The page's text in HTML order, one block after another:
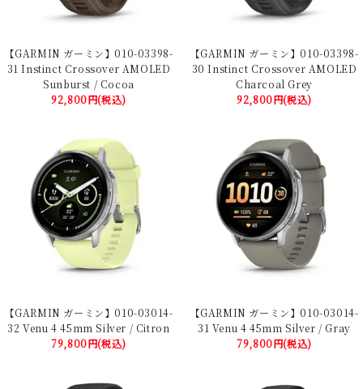
【GARMIN ガーミン】010-03398-
31 Instinct Crossover AMOLED
Sunburst / Cocoa
92,800円(税込)
【GARMIN ガーミン】010-03398-
30 Instinct Crossover AMOLED
Charcoal Grey
92,800円(税込)
【GARMIN ガーミン】010-03014-
32 Venu 4 45mm Silver / Citron
79,800円(税込)
【GARMIN ガーミン】010-03014-
31 Venu 4 45mm Silver / Gray
79,800円(税込)